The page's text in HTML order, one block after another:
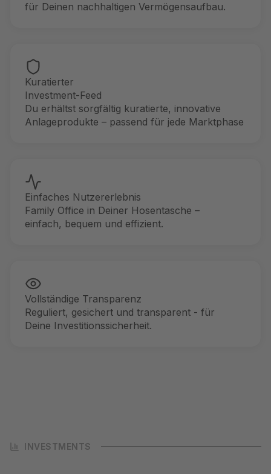
für Deinen nachhaltigen Vermögensaufbau.
Kuratierter
Investment-Feed
Du erhältst sorgfältig kuratierte, innovative
Anlageprodukte – passend für jede Marktphase
Einfaches Nutzererlebnis
Family Office in Deiner Hosentasche –
einfach, bequem und effizient.
Vollständige Transparenz
Reguliert, gesichert und transparent - für
Deine Investitionssicherheit.
INVESTMENTS